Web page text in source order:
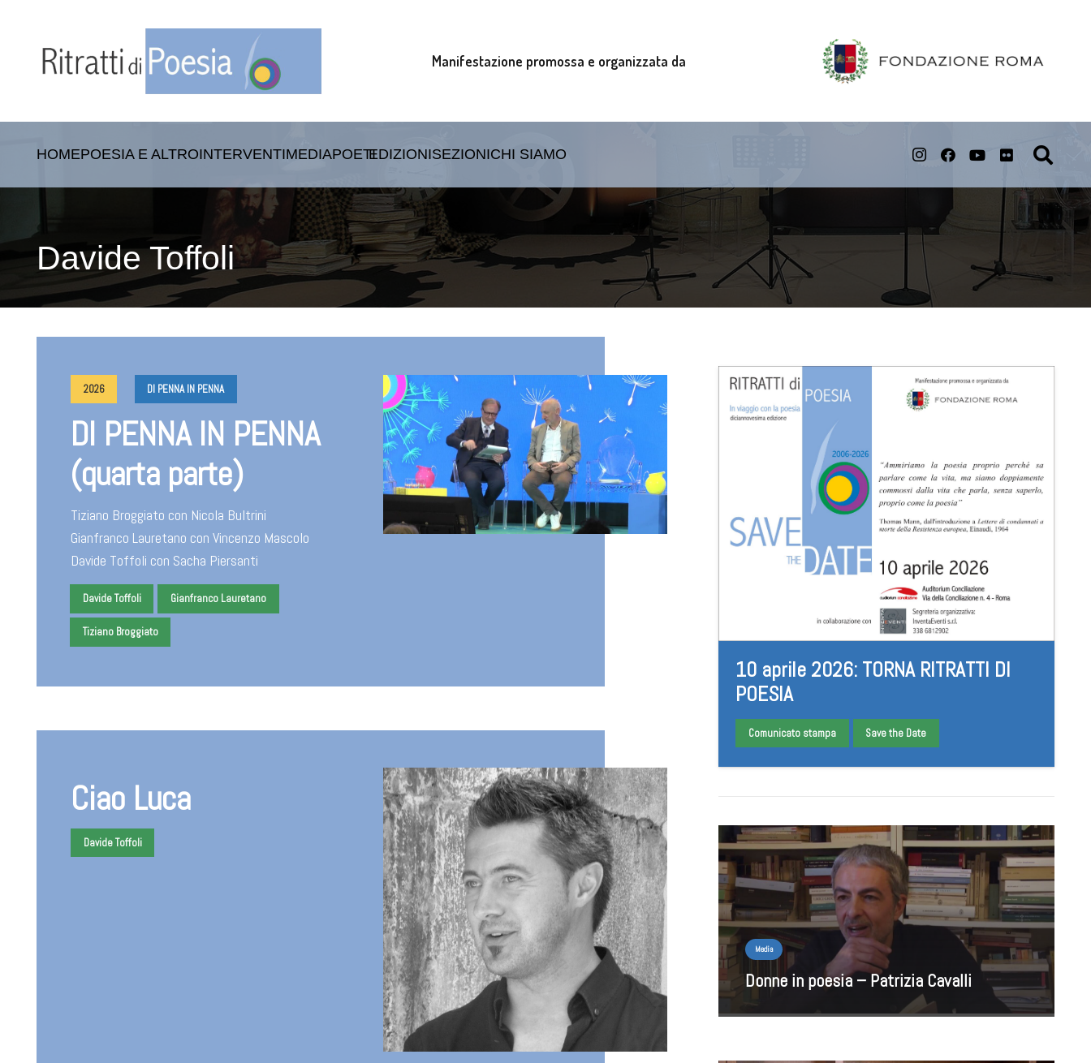
Manifestazione promossa e organizzata da
HOMEPOESIA E ALTROINTERVENTIMEDIAPOETIEDIZIONISEZIONICHI SIAMO
Davide Toffoli
2026 DI PENNA IN PENNA
DI PENNA IN PENNA
(quarta parte)
Tiziano Broggiato con Nicola Bultrini
Gianfranco Lauretano con Vincenzo Mascolo
Davide Toffoli con Sacha Piersanti
Davide Toffoli Gianfranco Lauretano
Tiziano Broggiato
Ciao Luca
Davide Toffoli
10 aprile 2026: TORNA RITRATTI DI
POESIA
Comunicato stampa Save the Date
Media
Donne in poesia – Patrizia Cavalli